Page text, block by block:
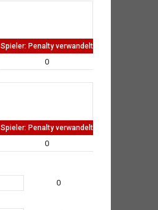
Spieler: Penalty verwandelt
0
Spieler: Penalty verwandelt
0
0